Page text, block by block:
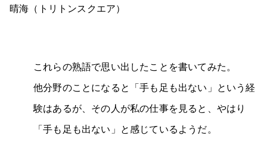
晴海（トリトンスクエア）
これらの熟語で思い出したことを書いてみた。
他分野のことになると「手も足も出ない」という経
験はあるが、その人が私の仕事を見ると、やはり
「手も足も出ない」と感じているようだ。